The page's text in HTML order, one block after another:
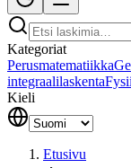
Kategoriat
Perusmatematiikka
integraalilaskenta
Kieli
Etusivu